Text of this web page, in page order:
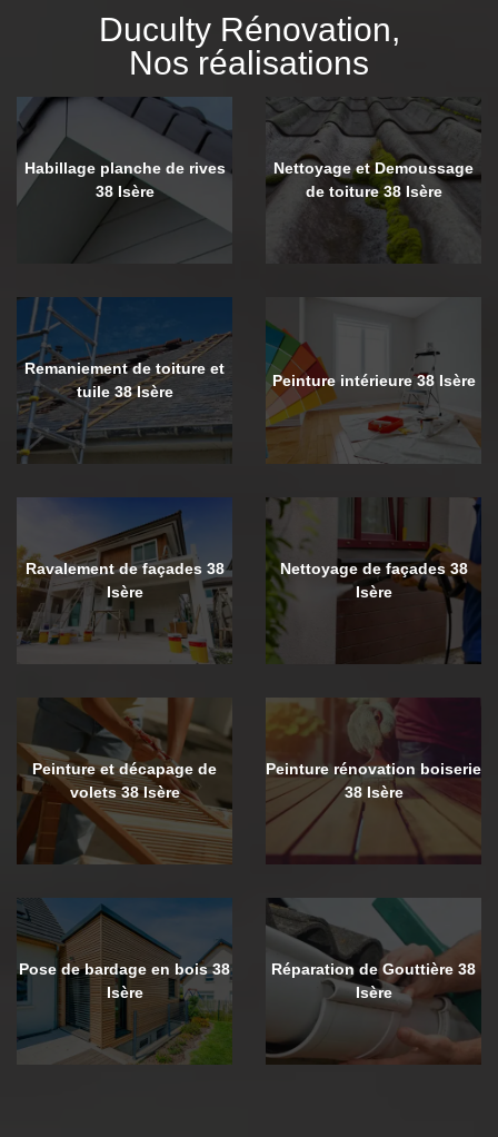
Duculty Rénovation,
Nos réalisations
Habillage planche de rives
38 Isère
Nettoyage et Demoussage
de toiture 38 Isère
Remaniement de toiture et
tuile 38 Isère
Peinture intérieure 38 Isère
Ravalement de façades 38
Isère
Nettoyage de façades 38
Isère
Peinture et décapage de
volets 38 Isère
Peinture rénovation boiserie
38 Isère
Pose de bardage en bois 38
Isère
Réparation de Gouttière 38
Isère